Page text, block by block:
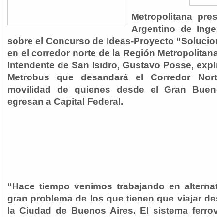
Metropolitana
Argentino de
sobre el Concurso de Ideas-Proyecto
en el corredor norte de la Región
Intendente de San Isidro, Gustavo Posse,
Metrobus que desandará el Corredor
movilidad de quienes desde el Gran
egresan a Capital Federal.
“Hace tiempo venimos trabajando en
gran problema de los que tienen que viajar
la Ciudad de Buenos Aires. El sistema